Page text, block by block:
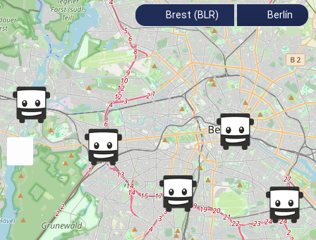
Brest (BLR) Berlín